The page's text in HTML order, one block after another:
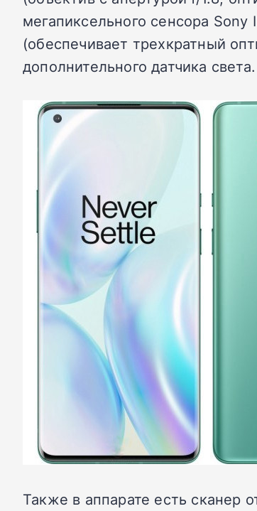
мегапиксельного сенсора
(обеспечивает трехкратный
дополнительного датчика света.
Также в аппарате есть сканер